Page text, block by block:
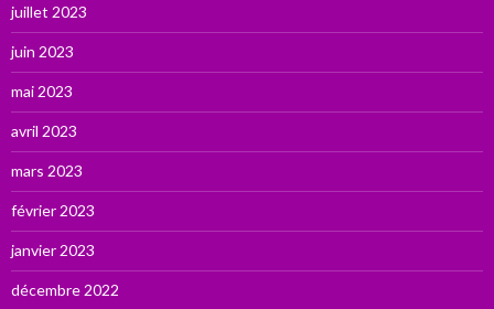
juillet 2023
juin 2023
mai 2023
avril 2023
mars 2023
février 2023
janvier 2023
décembre 2022